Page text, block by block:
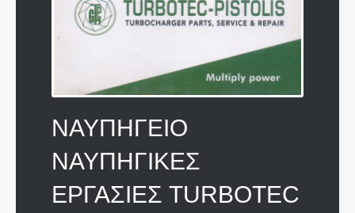
ΝΑΥΠΗΓΕΙΟ
ΝΑΥΠΗΓΙΚΕΣ
ΕΡΓΑΣΙΕΣ TURBOTEC